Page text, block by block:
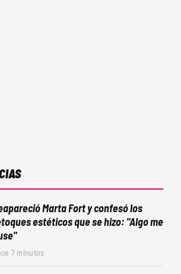
Marta Fort y confesó los
estéticos que se hizo: "Algo me
7 minutos